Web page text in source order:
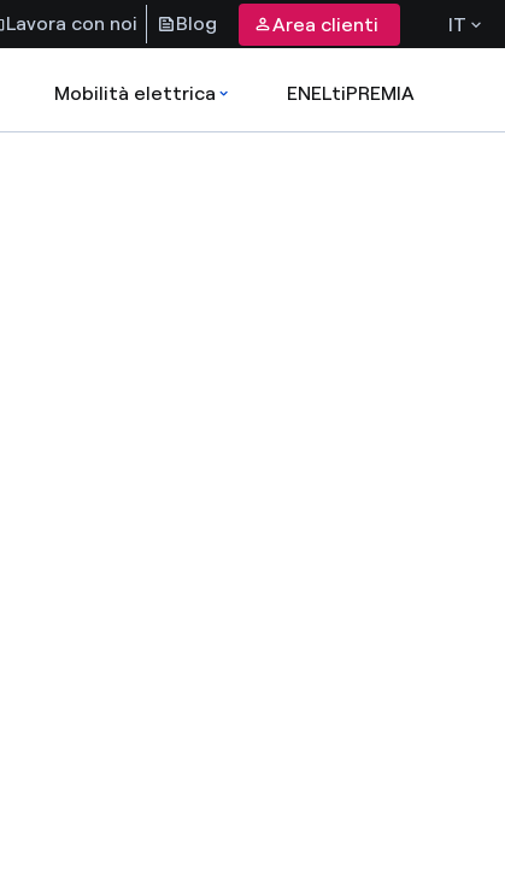
Lavora con noi Blog Area clienti IT
Mobilità elettrica ENELtiPREMIA